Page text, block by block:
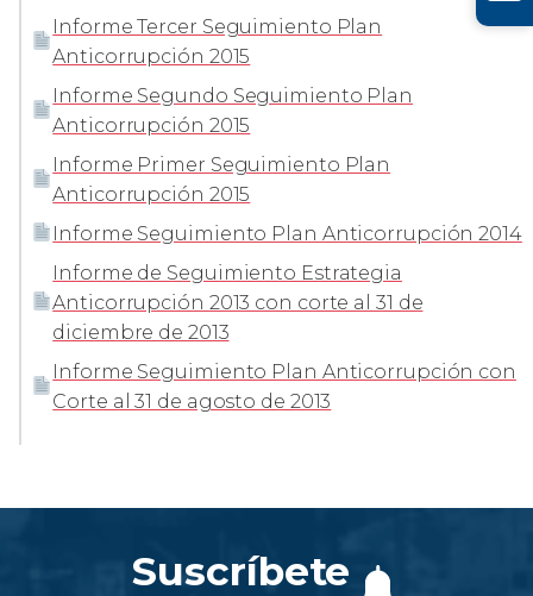
Informe Tercer Seguimiento Plan
Anticorrupción 2015
Informe Segundo Seguimiento Plan
Anticorrupción 2015
Informe Primer Seguimiento Plan
Anticorrupción 2015
Informe Seguimiento Plan Anticorrupción 2014
Informe de Seguimiento Estrategia
Anticorrupción 2013 con corte al 31 de
diciembre de 2013
Informe Seguimiento Plan Anticorrupción con
Corte al 31 de agosto de 2013
Suscríbete